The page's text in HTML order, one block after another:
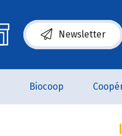
Newsletter
(s’ouvre dans une
Biocoop